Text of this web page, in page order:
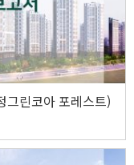
그린코아 포레스트)